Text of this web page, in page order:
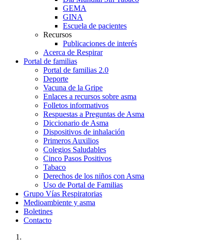
GEMA
GINA
Escuela de pacientes
Recursos
Publicaciones de interés
Acerca de Respirar
Portal de familias
Portal de familias 2.0
Deporte
Vacuna de la Gripe
Enlaces a recursos sobre asma
Folletos informativos
Respuestas a Preguntas de Asma
Diccionario de Asma
Dispositivos de inhalación
Primeros Auxilios
Colegios Saludables
Cinco Pasos Positivos
Tabaco
Derechos de los niños con Asma
Uso de Portal de Familias
Grupo Vías Respiratorias
Medioambiente y asma
Boletines
Contacto